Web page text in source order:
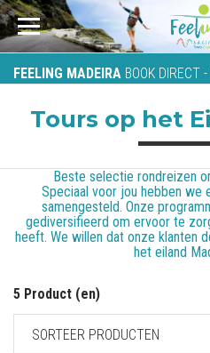
FEELING MADEIRA BOOK DIRECT
Tours op het
Beste selectie rondreizen
Speciaal voor jou hebben we
samengesteld. Onze
gediversifieerd om ervoor te
heeft. We willen dat onze klanten
het eiland
5 Product (en)
SORTEER PRODUCTEN